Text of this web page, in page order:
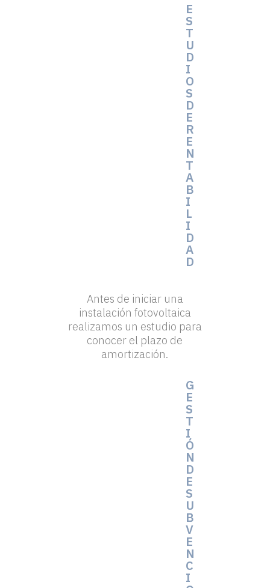
E
S
T
U
D
I
O
S
D
E
R
E
N
T
A
B
I
L
I
D
A
D
Antes de iniciar una
instalación fotovoltaica
realizamos un estudio para
conocer el plazo de
amortización.
G
E
S
T
I
Ó
N
D
E
S
U
B
V
E
N
C
I